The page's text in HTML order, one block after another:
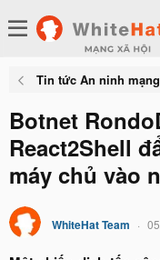
Tin tức An ninh mạng
Botnet
React2Shell
máy chủ vào
WhiteHat Team